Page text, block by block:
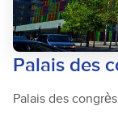
Palais des
Palais des